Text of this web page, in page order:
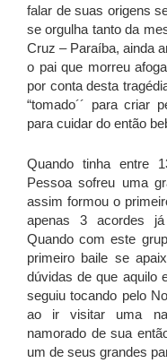
falar de suas origens
se orgulha tanto da
Cruz – Paraíba, ainda
o pai que morreu
por conta desta
“tomado´´ para criar
para cuidar do então
Quando tinha entre
Pessoa sofreu uma
assim formou o
apenas 3 acordes
Quando com este
primeiro baile se
dúvidas de que aquilo
seguiu tocando pelo
ao ir visitar uma
namorado de sua
um de seus grandes